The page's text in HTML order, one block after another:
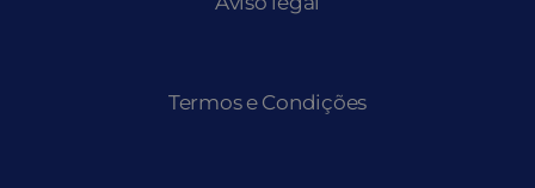
Termos e Condições